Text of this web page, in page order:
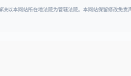
以本网站所在地法院为管辖法院。本网站保留修改免